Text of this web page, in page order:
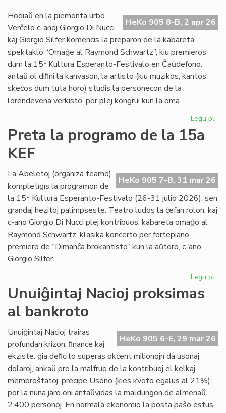
ne
HeKo 905 8-B, 2 apr 26
Hodiaŭ en la piemonta urbo
Verĉelo c-anoj Giorgio Di Nucci
kaj Giorgio Silfer komencis la preparon de la kabareta
spektaklo “Omaĝe al Raymond Schwartz”, kiu premieros
dum la 15a Kultura Esperanto-Festivalo en Ĉaŭdefono:
antaŭ ol diﬁni la kanvason, la artisto (kiu muzikos, kantos,
skeĉos dum tuta horo) studis la personecon de la
lorendevena verkisto, por plej kongrui kun la oma
Legu pli
de
Preta la programo de la 15a
KEF
HeKo 905 7-B, 31 mar 26
La Abeletoj (organiza teamo)
kompletigis la programon de
la 15a Kultura Esperanto-Festivalo (26-31 julio 2026), sen
grandaj hezitoj palimpseste. Teatro ludos la ĉefan rolon, kaj
c-ano Giorgio Di Nucci plej kontribuos: kabareta omaĝo al
Raymond Schwartz, klasika koncerto per fortepiano,
premiero de “Dimanĉa brokantisto” kun la aŭtoro, c-ano
Giorgio Silfer.
Legu pli
la
Unuiĝintaj Nacioj proksimas
al bankroto
HeKo 905 6-E, 29 mar 26
Unuiĝintaj Nacioj trairas
profundan krizon, ﬁnance kaj
ekziste: ĝia deﬁcito superas okcent milionojn da usonaj
dolaroj, ankaŭ pro la malfruo de la kontribuoj el kelkaj
membroŝtatoj, precipe Usono (kies kvoto egalus al 21%);
por la nuna jaro oni antaŭvidas la maldungon de almenaŭ
2.400 personoj. En normala ekonomio la posta paŝo estus